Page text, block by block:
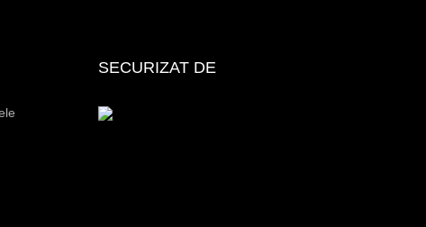
SECURIZAT DE